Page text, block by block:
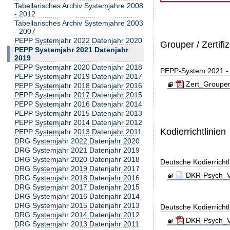
Grouper /
PEPP-System 2021
Kodierrichtlinien
Deutsche
DKR-
Deutsche
DKR-
Tabellarisches Archiv Systemjahre 2008
- 2012
Tabellarisches Archiv Systemjahre 2003
- 2007
PEPP Systemjahr 2022 Datenjahr 2020
PEPP Systemjahr 2021 Datenjahr
2019
PEPP Systemjahr 2020 Datenjahr 2018
PEPP Systemjahr 2019 Datenjahr 2017
PEPP Systemjahr 2018 Datenjahr 2016
PEPP Systemjahr 2017 Datenjahr 2015
PEPP Systemjahr 2016 Datenjahr 2014
PEPP Systemjahr 2015 Datenjahr 2013
PEPP Systemjahr 2014 Datenjahr 2012
PEPP Systemjahr 2013 Datenjahr 2011
DRG Systemjahr 2022 Datenjahr 2020
DRG Systemjahr 2021 Datenjahr 2019
DRG Systemjahr 2020 Datenjahr 2018
DRG Systemjahr 2019 Datenjahr 2017
DRG Systemjahr 2018 Datenjahr 2016
DRG Systemjahr 2017 Datenjahr 2015
DRG Systemjahr 2016 Datenjahr 2014
DRG Systemjahr 2015 Datenjahr 2013
DRG Systemjahr 2014 Datenjahr 2012
DRG Systemjahr 2013 Datenjahr 2011